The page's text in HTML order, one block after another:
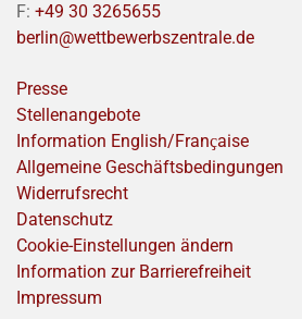
F: +49 30 3265655
berlin@wettbewerbszentrale.de
Presse
Stellenangebote
Information English/Franҫaise
Allgemeine Geschäftsbedingungen
Widerrufsrecht
Datenschutz
Cookie-Einstellungen ändern
Information zur Barrierefreiheit
Impressum